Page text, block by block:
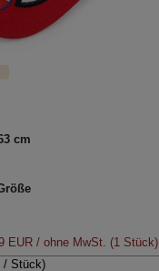
cm
EUR / ohne MwSt. (1 Stück)